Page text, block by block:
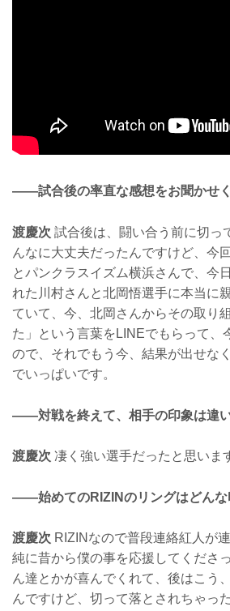
——試合後の率直な感想をお聞かせく
渡慶次 試合後は、闘い合う前に切っ
んなに大丈夫だったんですけど、今
とパンクラスイズム横浜さんで、今
れた川村さんと北岡悟選手に本当に
ていて、今、北岡さんからその取り
た」という言葉をLINEでもらって、
ので、それでもう今、結果が出せな
でいっぱいです。
——対戦を終えて、相手の印象は違い
渡慶次 凄く強い選手だったと思いま
——始めてのRIZINのリングはどんな
渡慶次 RIZINなので普段連絡紅人が
純に昔から僕の事を応援してくださ
ん達とかが喜んでくれて、後はこう
んですけど、切って落とされちゃっ